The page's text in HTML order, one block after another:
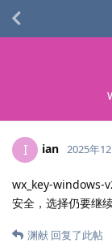
I ian 2025年
wx_key-windows-
安全，选择仍要继
渊献 回复了此帖